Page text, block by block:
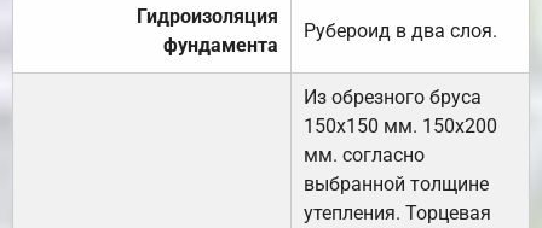
Гидроизоляция
фундамента
Рубероид в два слоя.
Из обрезного бруса
150х150 мм. 150х200
мм. согласно
выбранной толщине
утепления. Торцевая